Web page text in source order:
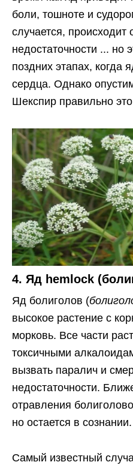
боли, тошноте и
случается, происходит
недостаточности ... но
поздних этапах, когда
сердца. Однако
Шекспир правильно
4. Яд hemlock
Яд болиголов (
высокое растение с
морковь. Все части
токсичными
вызвать паралич и
недостаточности.
отравления
но остается в сознании.
Самый известный